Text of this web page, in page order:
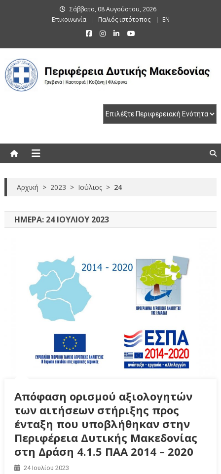
Σάββατο, 08 Αυγούστου, 2026
Επικοινωνία
Παλιός ιστότοπος EN
Αρχική > 2023 > Ιούλιος > 24
ΗΜΈΡΑ: 24 ΙΟΥΛΊΟΥ 2023
Απόφαση ορισμού αξιολογητών
των αιτήσεων στήριξης προς
ένταξη που υποβλήθηκαν στην
Περιφέρεια Δυτικής Μακεδονίας
στη Δράση 4.1.5 ΠΑΑ 2014 – 2020
24 Ιουλίου 2023